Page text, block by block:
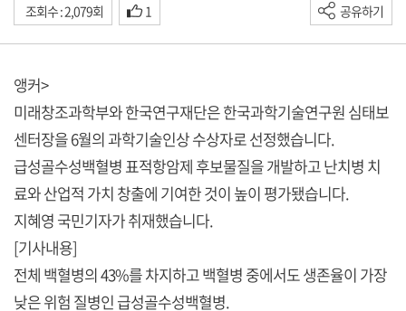
조회수 : 2,079회 1 공유하기
앵커>
미래창조과학부와 한국연구재단은 한국과학기술연구원 심태보
센터장을 6월의 과학기술인상 수상자로 선정했습니다.
급성골수성백혈병 표적항암제 후보물질을 개발하고 난치병 치
료와 산업적 가치 창출에 기여한 것이 높이 평가됐습니다.
지혜영 국민기자가 취재했습니다.
[기사내용]
전체 백혈병의 43%를 차지하고 백혈병 중에서도 생존율이 가장
낮은 위험 질병인 급성골수성백혈병.